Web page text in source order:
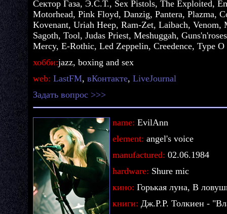
Cектор Газа, Э.С.Т., Sex Pistols, The Exploited,
Motorhead, Pink Floyd, Danzig, Pantera, Plazma,
Kovenant, Uriah Heep, Ram-Zet, Laibach,
Sagoth, Tool, Judas Priest, Meshuggah,
Mercy, E-Rothic, Led Zeppelin, Creedence, Type
хобби:jazz, boxing and sex
web: LastFM, вКонтакте, LiveJournal
Задать вопрос >>>
name: EvilAnn
element: angel's voice
manufactured: 02.06.1984
hardware: Shure mic
кино: Горькая луна, В
книги: Дж.Р.Р. Толкиен -